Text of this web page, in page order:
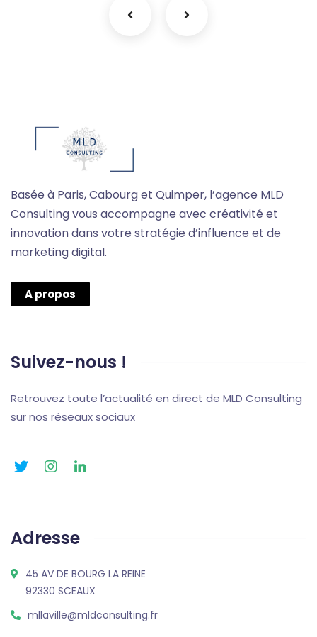
Basée à Paris, Cabourg et Quimper, l’agence MLD
Consulting vous accompagne avec créativité et
innovation dans votre stratégie d’influence et de
marketing digital.
A propos
Suivez-nous !
Retrouvez toute l’actualité en direct de MLD Consulting
sur nos réseaux sociaux
Adresse
45 AV DE BOURG LA REINE
92330 SCEAUX
mllaville@mldconsulting.fr